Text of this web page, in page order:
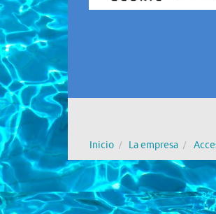
Inicio La empresa